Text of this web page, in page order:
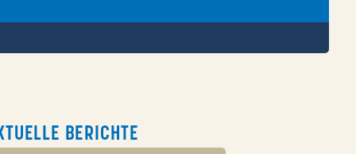
BERICHTE